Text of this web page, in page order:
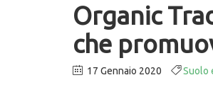
Organic
che
17 Gennaio 2020 Suolo